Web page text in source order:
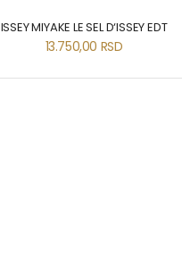
ISSEY MIYAKE LE SEL D‘ISSEY EDT
13.750,00 RSD